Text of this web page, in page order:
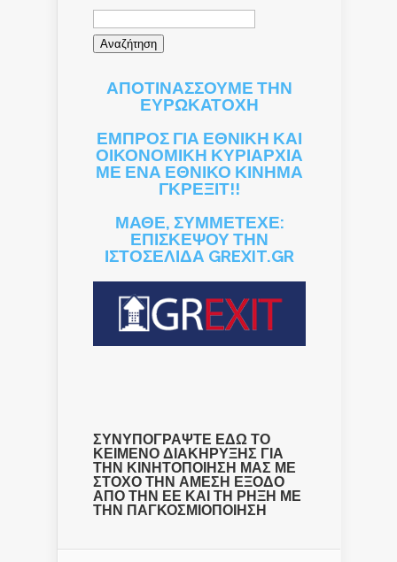
Αναζήτηση
ΑΠΟΤΙΝΑΣΣΟΥΜΕ ΤΗΝ
ΕΥΡΩΚΑΤΟΧΗ
ΕΜΠΡΟΣ ΓΙΑ ΕΘΝΙΚΗ ΚΑΙ
ΟΙΚΟΝΟΜΙΚΗ ΚΥΡΙΑΡΧΙΑ
ΜΕ ΕΝΑ ΕΘΝΙΚΟ ΚΙΝΗΜΑ
ΓΚΡΕΞΙΤ!!
ΜΑΘΕ, ΣΥΜΜΕΤΕΧΕ:
ΕΠΙΣΚΕΨΟΥ ΤΗΝ
ΙΣΤΟΣΕΛΙΔΑ GREXIT.GR
ΣΥΝΥΠΟΓΡΑΨΤΕ ΕΔΩ ΤΟ
ΚΕΙΜΕΝΟ ΔΙΑΚΗΡΥΞΗΣ ΓΙΑ
ΤΗΝ ΚΙΝΗΤΟΠΟΙΗΣΗ ΜΑΣ ΜΕ
ΣΤΟΧΟ ΤΗΝ ΑΜΕΣΗ ΕΞΟΔΟ
ΑΠΟ ΤΗΝ ΕΕ ΚΑΙ ΤΗ ΡΗΞΗ ΜΕ
ΤΗΝ ΠΑΓΚΟΣΜΙΟΠΟΙΗΣΗ